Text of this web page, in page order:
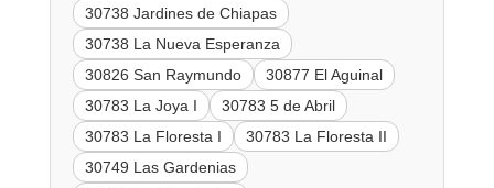
30738 Jardines de Chiapas
30738 La Nueva Esperanza
30826 San Raymundo
30877 El Aguinal
30783 La Joya I
30783 5 de Abril
30783 La Floresta I
30783 La Floresta II
30749 Las Gardenias